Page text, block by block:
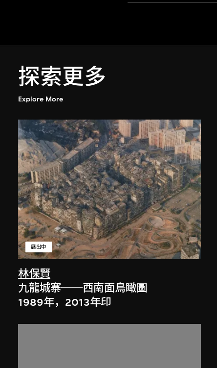
探索更多
Explore More
林保賢
展出中
九龍城寨──西南面鳥瞰圖
1989年，2013年印